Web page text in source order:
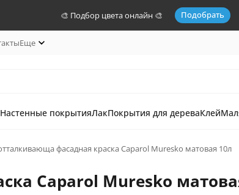
🎨 Подбор цвета онлайн 🎨 Подобрать
Еще
Настенные покрытияЛакПокрытия для дереваКлей
фасадная краска Caparol Muresko матовая 10л
Caparol Muresko